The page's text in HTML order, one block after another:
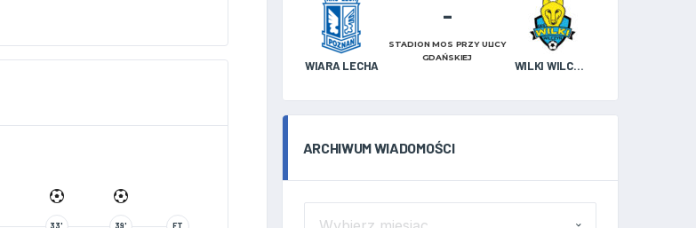
33' 39' FT
WIARA LECHA WILKI WILCZYN
-
STADION MOS PRZY ULICY
GDAŃSKIEJ
ARCHIWUM WIADOMOŚCI